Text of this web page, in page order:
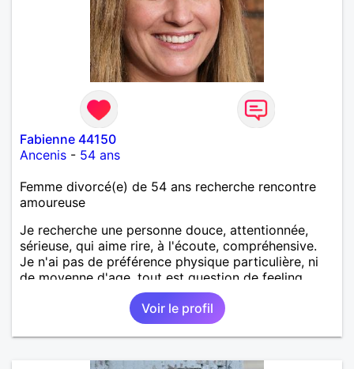
Fabienne 44150
Ancenis - 54 ans
Femme divorcé(e) de 54 ans recherche rencontre
amoureuse
Je recherche une personne douce, attentionnée,
sérieuse, qui aime rire, à l'écoute, compréhensive.
Je n'ai pas de préférence physique particulière, ni
de moyenne d'age, tout est question de feeling.
Voir le profil